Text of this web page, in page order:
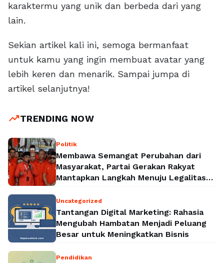
karaktermu yang unik dan berbeda dari yang
lain.
Sekian artikel kali ini, semoga bermanfaat
untuk kamu yang ingin membuat avatar yang
lebih keren dan menarik. Sampai jumpa di
artikel selanjutnya!
trending_upTRENDING NOW
Politik
Membawa Semangat Perubahan dari
Masyarakat, Partai Gerakan Rakyat
Mantapkan Langkah Menuju Legalitas
Uncategorized
Tantangan Digital Marketing: Rahasia
Mengubah Hambatan Menjadi Peluang
Besar untuk Meningkatkan Bisnis
Pendidikan